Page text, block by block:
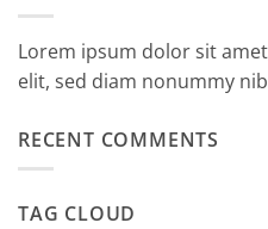
Lorem ipsum dolor sit
elit, sed diam nonummy
RECENT COMMENTS
TAG CLOUD